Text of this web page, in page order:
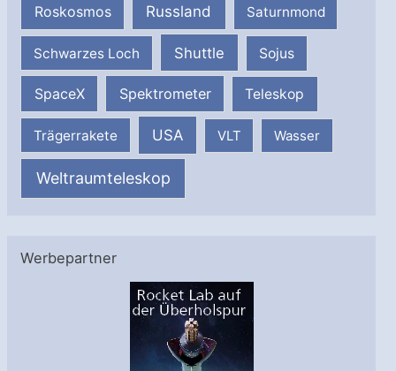
Roskosmos Russland Saturnmond
Schwarzes Loch Shuttle Sojus
SpaceX Spektrometer Teleskop
Trägerrakete USA VLT Wasser
Weltraumteleskop
Werbepartner